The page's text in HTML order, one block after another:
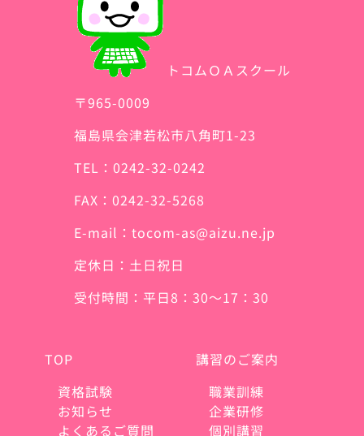
トコムＯＡスクール
〒965-0009
福島県会津若松市八角町1-23
TEL：0242-32-0242
FAX：0242-32-5268
E-mail：tocom-as@aizu.ne.jp
定休日：土日祝日
受付時間：平日8：30～17：30
TOP
資格試験
お知らせ
よくあるご質問
講習のご案内
職業訓練
企業研修
個別講習